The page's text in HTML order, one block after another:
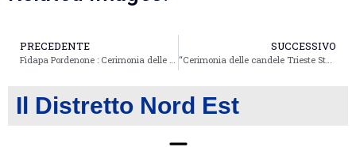
PRECEDENTE SUCCESSIVO
“Cerimonia delle candele Trieste Storica
Il Distretto Nord Est